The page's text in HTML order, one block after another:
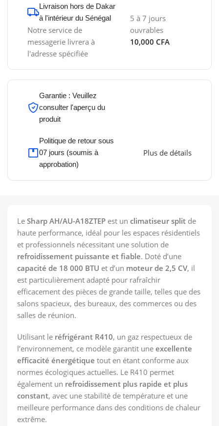
Livraison hors de Dakar
à l'intérieur du Sénégal
Notre service de
messagerie livrera à
l'adresse spécifiée
5 à 7 jours
ouvrables
10,000 CFA
Garantie : Veuillez
consulter l'aperçu du
produit
Politique de retour sous
07 jours (soumis à
approbation)
Plus de détails
Le Sharp AH/AU-A18ZTEP est un climatiseur split de
haute performance, idéal pour les espaces résidentiels
et professionnels nécessitant une solution de
refroidissement puissante et fiable. Doté d’une
capacité de 18 000 BTU et d’un moteur de 2,5 CV, il
est particulièrement adapté pour rafraîchir
efficacement des pièces de grande taille, telles que des
salons spacieux, des bureaux, des commerces ou des
salles de réunion.
Utilisant le réfrigérant R410, un gaz respectueux de
l’environnement, ce modèle garantit une excellente
efficacité énergétique tout en étant conforme aux
normes écologiques actuelles. Le R410 permet
également un refroidissement plus rapide et plus
constant, avec une stabilité de température et une
meilleure performance dans des conditions de chaleur
extrême.